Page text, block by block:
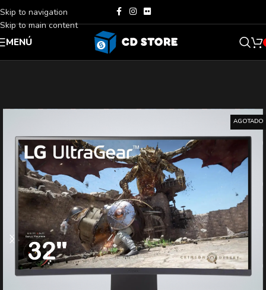
Skip to navigation
Skip to main content
MENÚ
AGOTADO